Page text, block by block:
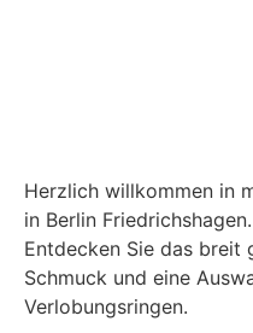
Herzlich willkommen in
in Berlin Friedrichshagen.
Entdecken Sie das breit
Schmuck und eine
Verlobungsringen.